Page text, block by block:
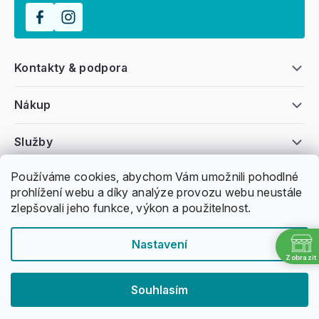
Používáme cookies, abychom Vám umožnili pohodlné
prohlížení webu a díky analýze provozu webu neustále
zlepšovali jeho funkce, výkon a použitelnost.
Nastavení
Souhlasím
Všeobecné informace
Nákup
Kontakty & podpora
Služby
Nakódoval Pavel Kuneš
Vytvořil Shoptet
Zobrazit